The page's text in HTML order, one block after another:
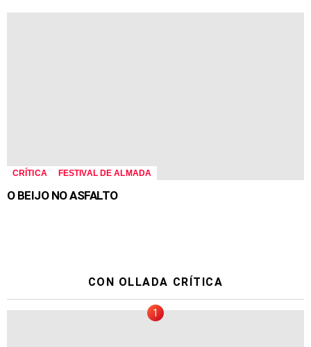
CRÍTICA FESTIVAL DE ALMADA
O BEIJO NO ASFALTO
CON OLLADA CRÍTICA